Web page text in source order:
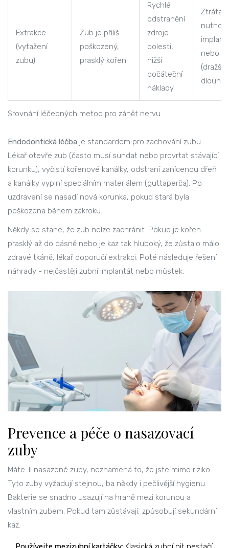
Srovnání léčebných metod pro zánět nervu
Extrakce
(vytažení
zubu)
Zub je příliš
poškozený,
prasklý kořen
Rychlé
odstranění
zdroje
bolesti,
nižší
počáteční
náklady
Ztráta
nutnost
nebo
(dražší
Endodontická léčba je standardem pro zachování zubu.
Lékař otevře zub (často musí sundat nebo provrtat stávající
korunku), vyčistí kořenové kanálky, odstraní zanícenou dřeň
a kanálky vyplní speciálním materiálem (guttaperča). Po
uzdravení se nasadí nová korunka, pokud stará byla
poškozena během zákroku.
Někdy se stane, že zub nelze zachránit. Pokud je kořen
prasklý až do dásně nebo je kaz tak hluboký, že zůstalo málo
zdravé tkáně, lékař doporučí extrakci. Poté následuje řešení
náhrady - nejčastěji zubní implantát nebo můstek.
Prevence a péče o nasazovací
zuby
Máte-li nasazené zuby, neznamená to, že jste mimo riziko.
Tyto zuby vyžadují stejnou, ba někdy i pečlivější hygienu.
Bakterie se snadno usazují na hraně mezi korunou a
vlastním zubem. Pokud tam zůstávají, způsobují sekundární
kaz.